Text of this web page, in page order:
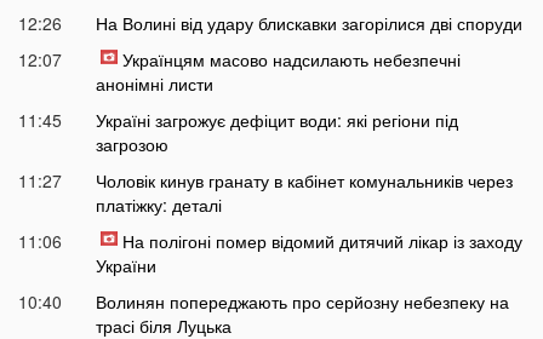
12:26
На Волині від удару блискавки загорілися дві споруди
12:07
Українцям масово надсилають небезпечні
анонімні листи
11:45
Україні загрожує дефіцит води: які регіони під
загрозою
11:27
Чоловік кинув гранату в кабінет комунальників через
платіжку: деталі
11:06
На полігоні помер відомий дитячий лікар із заходу
України
10:40
Волинян попереджають про серйозну небезпеку на
трасі біля Луцька